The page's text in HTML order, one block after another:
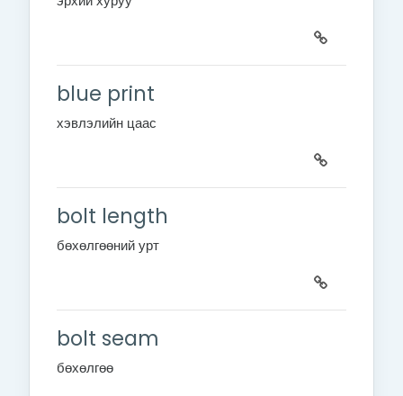
blue print
хэвлэлийн цаас
bolt length
бөхөлгөөний урт
bolt seam
бөхөлгөө